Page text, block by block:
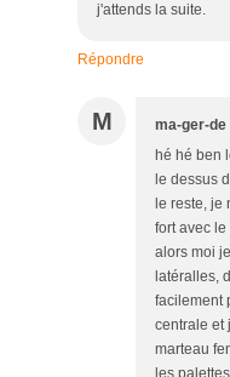
j'attends la suite.
Répondre
M ma-ger-de
hé hé ben
le dessus
le reste, je
fort avec
alors moi
latéralles,
facilement
centrale et
marteau
les